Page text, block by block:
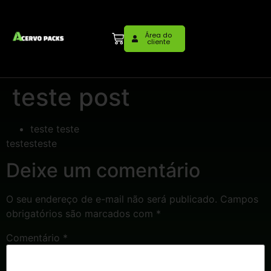
Área do
cliente
teste post
teste teste
testesteste
Deixe um comentário
O seu endereço de e-mail não será publicado. Campos
obrigatórios são marcados com *
Comentário *